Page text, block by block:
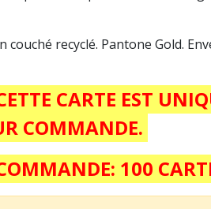
couché recyclé. Pantone Gold.
CARTE EST
COMMANDE.
100